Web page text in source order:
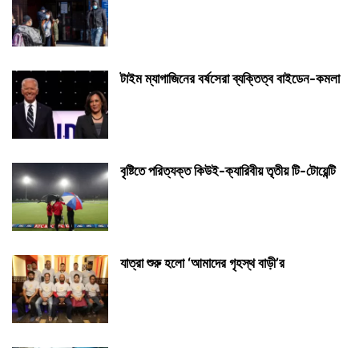
টাইম ম্যাগাজিনের বর্ষসেরা ব্যক্তিত্ব বাইডেন-কমলা
বৃষ্টিতে পরিত্যক্ত কিউই-ক্যারিবীয় তৃতীয় টি-টোয়েন্টি
যাত্রা শুরু হলো ‘আমাদের গৃহস্থ বাড়ী’র